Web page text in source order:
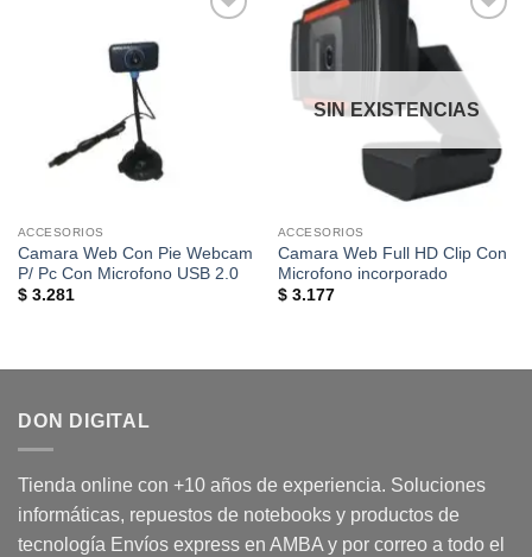
ACCESORIOS
Camara Web Con Pie Webcam
P/ Pc Con Microfono USB 2.0
$3.281
lista de
deseos
SIN EXISTENCIAS
ACCESORIOS
Camara Web Full HD Clip Con
Microfono incorporado
$3.177
DON DIGITAL
Tienda online con +10 años de experiencia. Soluciones
informáticas, repuestos de notebooks y productos de
tecnología Envíos express en AMBA y por correo a todo el